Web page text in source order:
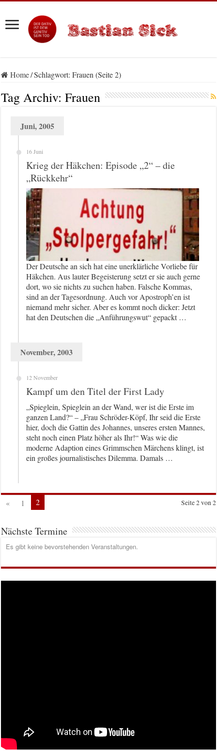
Home/Schlagwort:Frauen(Seite 2)
Tag Archiv:Frauen
Juni, 2005
16 Juni
Krieg der Häkchen: Episode „2“ – die
„Rückkehr“
Der Deutsche an sich hat eine unerklärliche Vorliebe für
Häkchen. Aus lauter Begeisterung setzt er sie auch gerne
dort, wo sie nichts zu suchen haben. Falsche Kommas,
sind an der Tagesordnung. Auch vor Apostroph’en ist
niemand mehr sicher. Aber es kommt noch dicker: Jetzt
hat den Deutschen die „Anführungswut“ gepackt …
November, 2003
12 November
Kampf um den Titel der First Lady
„Spieglein, Spieglein an der Wand, wer ist die Erste im
ganzen Land?“ – „Frau Schröder-Köpf, Ihr seid die Erste
hier, doch die Gattin des Johannes, unseres ersten Mannes,
steht noch einen Platz höher als Ihr!“ Was wie die
moderne Adaption eines Grimmschen Märchens klingt, ist
ein großes journalistisches Dilemma. Damals …
Seite 2 von 2
« 1 2
Nächste Termine
Es gibt keine bevorstehenden Veranstaltungen.